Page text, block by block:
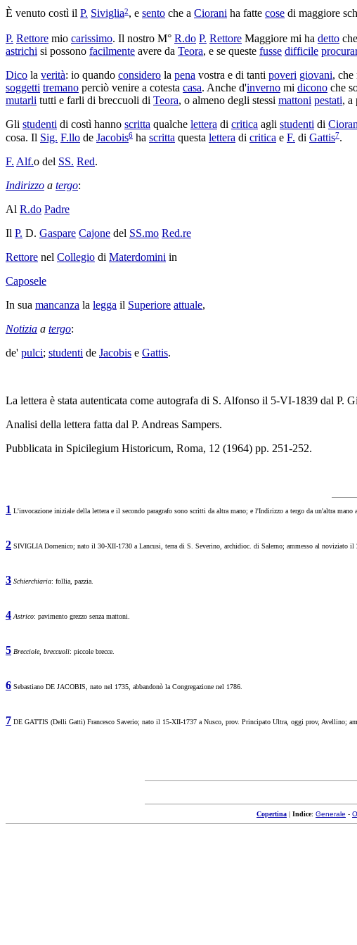
È venuto costì il P. Siviglia2, e sento che a Ciorani ha fatte cose di maggiore
P. Rettore mio carissimo. Il nostro M° R.do P. Rettore Maggiore mi ha detto
astrichi si possono facilmente avere da Teora, e se queste fusse difficile
Dico la verità: io quando considero la pena vostra e di tanti poveri giovani, che
soggetti tremano perciò venire a cotesta casa. Anche d'inverno mi dicono che
mutarli tutti e farli di breccuoli di Teora, o almeno degli stessi mattoni pestati, a
Gli studenti di costì hanno scritta qualche lettera di critica agli studenti di
cosa. Il Sig. F.llo de Jacobis6 ha scritta questa lettera di critica e F. di Gattis7.
F. Alf.o del SS. Red.
Indirizzo a tergo:
Al R.do Padre
Il P. D. Gaspare Cajone del SS.mo Red.re
Rettore nel Collegio di Materdomini in
Caposele
In sua mancanza la legga il Superiore attuale,
Notizia a tergo:
de' pulci; studenti de Jacobis e Gattis.
La lettera è stata autenticata come autografa di S. Alfonso il 5-VI-1839 dal P.
Analisi della lettera fatta dal P. Andreas Sampers.
Pubblicata in Spicilegium Historicum, Roma, 12 (1964) pp. 251-252.
1 L'invocazione iniziale della lettera e il secondo paragrafo sono scritti da altra mano; e l'Indirizzo a tergo da un'altra mano
2 SIVIGLIA Domenico; nato il 30-XII-1730 a Lancusi, terra di S. Severino, archidioc. di Salerno; ammesso al noviziato
3 Schierchiaria: follia, pazzia.
4 Astrico: pavimento grezzo senza mattoni.
5 Brecciole, breccuoli: piccole brecce.
6 Sebastiano DE JACOBIS, nato nel 1735, abbandonò la Congregazione nel 1786.
7 DE GATTIS (Delli Gatti) Francesco Saverio; nato il 15-XII-1737 a Nusco, prov. Principato Ultra, oggi prov, Avellino;
Copertina | Indice: Generale -